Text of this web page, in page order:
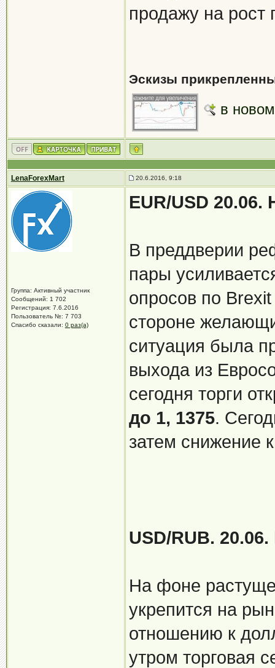
продажу на рост
Эскизы
в
LenaForexMart 20.6.2016, 9:18
Группа: Активный участник
Сообщений: 1 702
Регистрация: 7.6.2016
Пользователь №: 7 703
Спасибо сказали: 0 раз(а)
EUR/USD
В преддверии
пары
опросов по
стороне
ситуация была
выхода из
сегодня торги
до 1, 1375.
затем снижение
USD/RUB.
На фоне
укрепится на
отношению к
утром торговая